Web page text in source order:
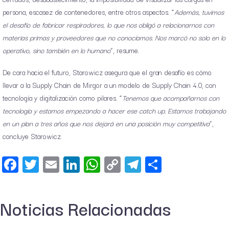
persona, escasez de contenedores, entre otros aspectos. “Además, tuvimos
el desafío de fabricar respiradores, lo que nos obligó a relacionarnos con
materias primas y proveedores que no conocíamos. Nos marcó no solo en lo
operativo, sino también en lo humano”, resume.
De cara hacia el futuro, Starowicz asegura que el gran desafío es cómo
llevar a la Supply Chain de Mirgor a un modelo de Supply Chain 4.0, con
tecnología y digitalización como pilares. “Tenemos que acompañarnos con
tecnología y estamos empezando a hacer ese catch up. Estamos trabajando
en un plan a tres años que nos dejará en una posición muy competitiva”,
concluye Starowicz.
Facebook
Twitter
EmailLinkedIn
WhatsApp
CopyTelegram
Noticias Relacionadas